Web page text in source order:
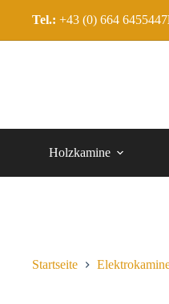
Tel.: +43 (0) 664 6455447
Holzkamine
Startseite